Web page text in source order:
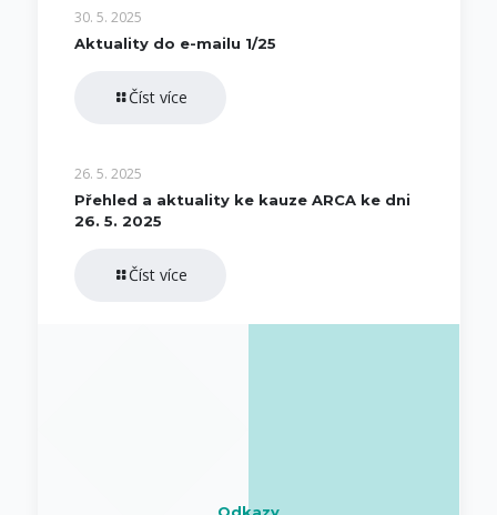
30. 5. 2025
Aktuality do e-mailu 1/25
Číst více
26. 5. 2025
Přehled a aktuality ke kauze ARCA ke dni
26. 5. 2025
Číst více